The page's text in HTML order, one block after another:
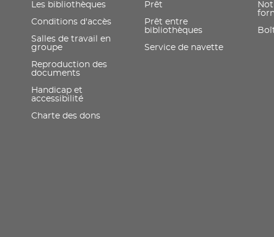
Les bibliothèques
Conditions d'accès
Salles de travail en
groupe
Reproduction des
documents
Handicap et
accessibilité
Charte des dons
Prêt
Prêt entre
bibliothèques
Service de navette